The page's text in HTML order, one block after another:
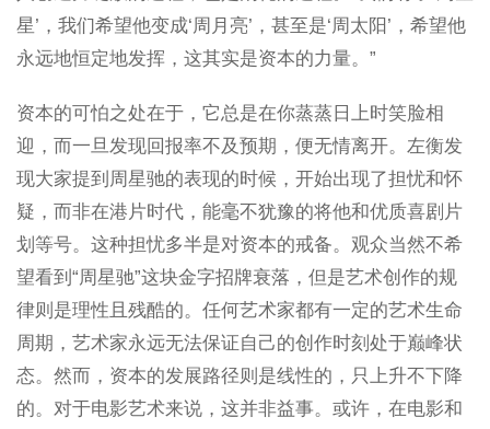
星’，我们希望他变成‘周月亮’，甚至是‘周太阳’，希望他
永远地恒定地发挥，这其实是资本的力量。”
资本的可怕之处在于，它总是在你蒸蒸日上时笑脸相
迎，而一旦发现回报率不及预期，便无情离开。左衡发
现大家提到周星驰的表现的时候，开始出现了担忧和怀
疑，而非在港片时代，能毫不犹豫的将他和优质喜剧片
划等号。这种担忧多半是对资本的戒备。观众当然不希
望看到“周星驰”这块金字招牌衰落，但是艺术创作的规
律则是理性且残酷的。任何艺术家都有一定的艺术生命
周期，艺术家永远无法保证自己的创作时刻处于巅峰状
态。然而，资本的发展路径则是线性的，只上升不下降
的。对于电影艺术来说，这并非益事。或许，在电影和